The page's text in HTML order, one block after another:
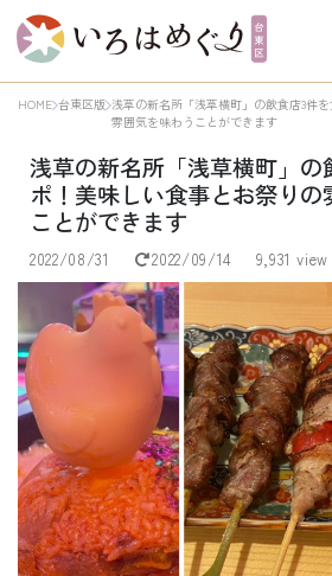
HOME 台東区版 浅草の新名所「浅草横町」の飲食店3件
雰囲気を味わうことができます
浅草の新名所「浅草横町」の
ポ！美味しい食事とお祭りの
ことができます
2022/08/31 2022/09/14 9,931 view